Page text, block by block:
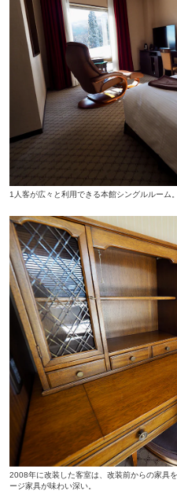
1人客が広々と利用できる本館シングルルーム。
2008年に改装した客室は、改装前からの家具
ージ家具が味わい深い。